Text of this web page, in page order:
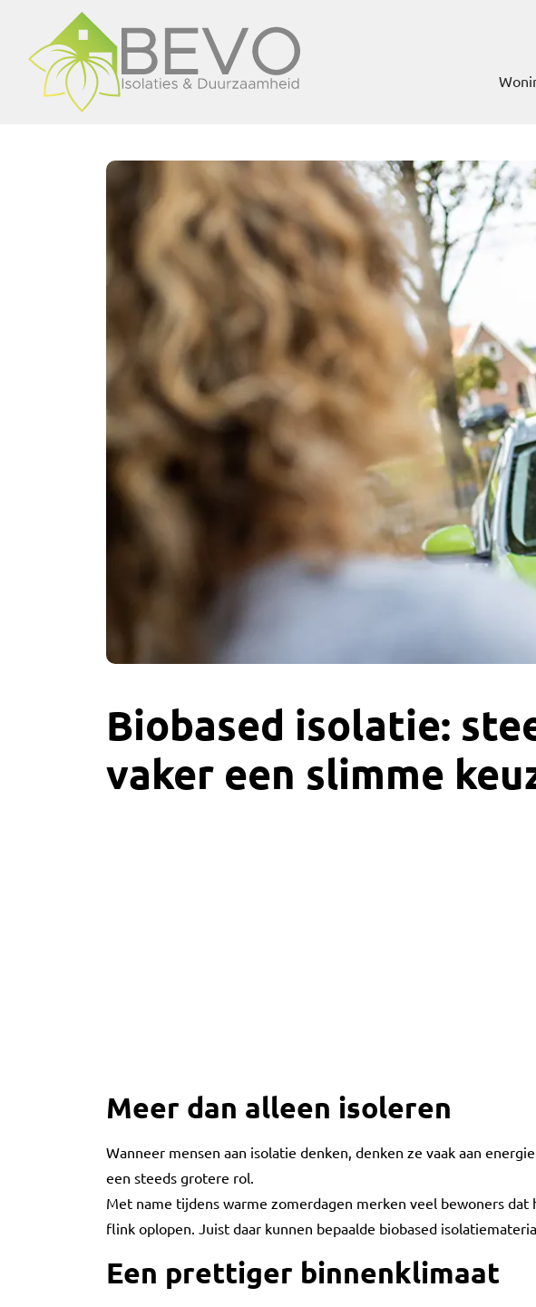
Biobased isolatie:
vaker een slimme
Meer dan alleen isoleren
Wanneer mensen aan isolatie denken, denken ze vaak aan
een steeds grotere rol.
Met name tijdens warme zomerdagen merken veel bewoners
flink oplopen. Juist daar kunnen bepaalde biobased
Een prettiger binnenklimaat